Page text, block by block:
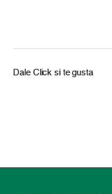
Dale Click si te gusta